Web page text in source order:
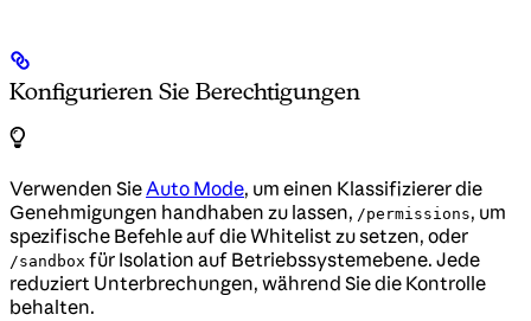
Konfigurieren Sie Berechtigungen
Verwenden SieAuto Mode, um einen Klassifizierer die
Genehmigungen handhaben zu lassen, /permissions, um
spezifische Befehle auf die Whitelist zu setzen, oder
/sandbox für Isolation auf Betriebssystemebene. Jede
reduziert Unterbrechungen, während Sie die Kontrolle
behalten.